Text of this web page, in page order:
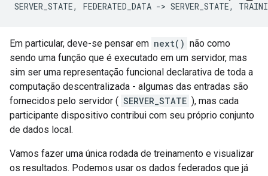
SERVER_STATE, FEDERATED_DATA -> SERVER_STATE,
Em particular, deve-se pensar em next() não como
sendo uma função que é executado em um servidor, mas
sim ser uma representação funcional declarativa de toda a
computação descentralizada - algumas das entradas são
fornecidos pelo servidor ( SERVER_STATE ), mas cada
participante dispositivo contribui com seu próprio conjunto
de dados local.
Vamos fazer uma única rodada de treinamento e visualizar
os resultados. Podemos usar os dados federados que já